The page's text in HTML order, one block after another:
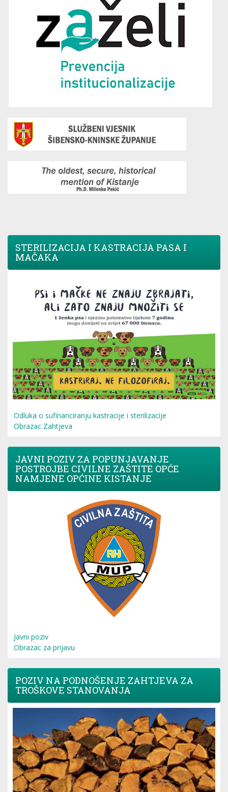
STERILIZACIJA I KASTRACIJA PASA I
MAČAKA
Odluka o sufinanciranju kastracije i sterilizacije
Obrazac Zahtjeva
JAVNI POZIV ZA POPUNJAVANJE
POSTROJBE CIVILNE ZAŠTITE OPĆE
NAMJENE OPĆINE KISTANJE
Javni poziv
Obrazac za prijavu
POZIV NA PODNOŠENJE ZAHTJEVA ZA
TROŠKOVE STANOVANJA